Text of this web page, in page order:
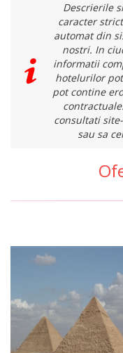
Descrierile
caracter
automat din
nostri. In
informatii
hotelurilor
pot contine
consultati
sau sa